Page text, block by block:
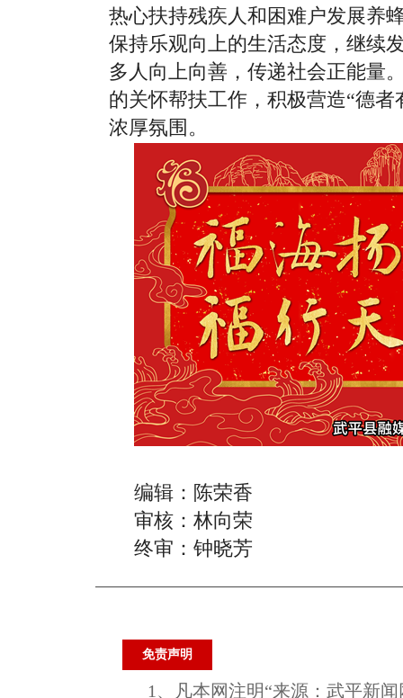
热心扶持残疾人和困难户发展养
保持乐观向上的生活态度，继续
多人向上向善，传递社会正能量
的关怀帮扶工作，积极营造“德
浓厚氛围。
编辑：陈荣香
审核：林向荣
终审：钟晓芳
免责声明
1、凡本网注明“来源：武平新